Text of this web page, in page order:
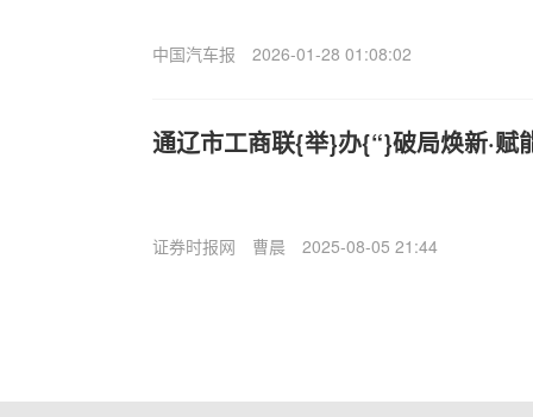
中国汽车报 2026-01-28 01:08:02
通辽市工商联{举}办{“}破局焕新·赋
证券时报网 曹晨 2025-08-05 21:44